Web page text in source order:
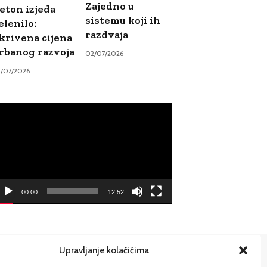
Upravljanje kolačićima
izjeda
cijena
razvoja
07/2026
Zajedno u
sistemu koji ih
razdvaja
02/07/2026
00:00 12:52